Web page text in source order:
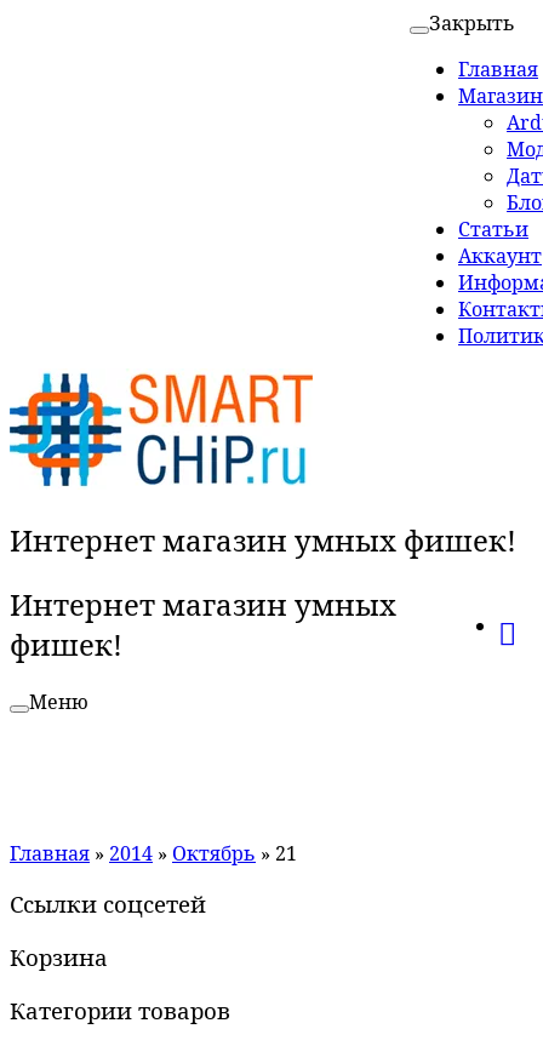
Закрыть
Главная
Магазин
Статьи
Аккаунт
Интернет магазин умных фишек!
Интернет магазин умных
фишек!
Меню
Главная » 2014 » Октябрь » 21
Ссылки соцсетей
Корзина
Категории товаров